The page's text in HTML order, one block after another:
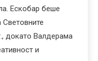
Ескобар беше
докато Валдерама
и